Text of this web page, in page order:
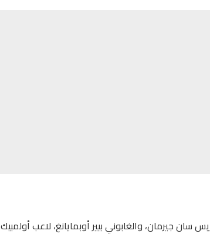
جيرمان، والغابوني بيير أوبمايانغ، لاعب أولمبيك